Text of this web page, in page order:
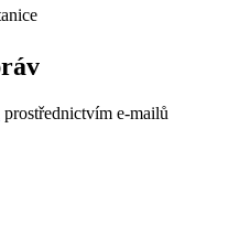
prostřednictvím e-mailů